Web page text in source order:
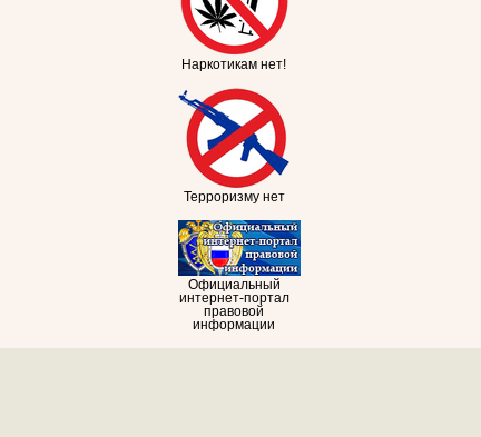
Наркотикам нет!
Терроризму нет
Официальный
интернет-портал
правовой
информации